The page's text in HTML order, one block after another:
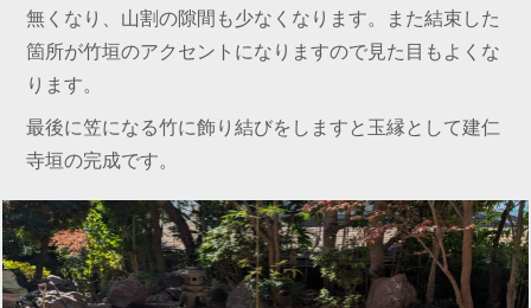
無くなり、山割の隙間も少なくなります。また結束した
箇所が竹垣のアクセントになりますので見た目もよくな
ります。
最後に笠になる竹に飾り結びをしますと玉縁として建仁
寺垣の完成です。